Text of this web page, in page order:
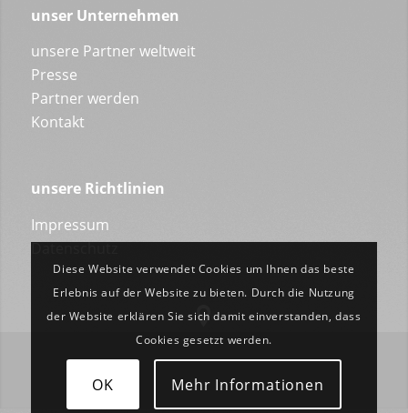
unser Unternehmen
unsere Partner weltweit
Presse
Partner werden
Kontakt
unsere Richtlinien
Impressum
Datenschutz
Diese Website verwendet Cookies um Ihnen das beste
Erlebnis auf der Website zu bieten. Durch die Nutzung
der Website erklären Sie sich damit einverstanden, dass
Cookies gesetzt werden.
OK Mehr Informationen